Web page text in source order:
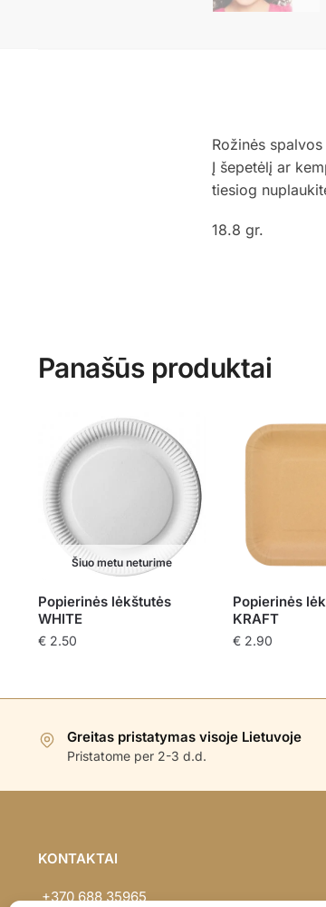
Rožinės
Į šepetėlį ar
tiesiog
18.8 gr.
Panašūs produktai
Šiuo metu neturime
Popierinės lėkštutės
WHITE
€2.50
Popierinės
KRAFT
€2.90
Greitas pristatymas visoje Lietuvoje
Pristatome per 2-3 d.d.
KONTAKTAI
+370 688 35965